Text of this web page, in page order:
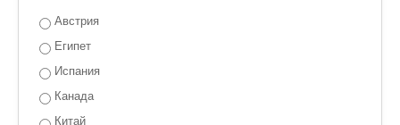
Австрия
Египет
Испания
Канада
Китай